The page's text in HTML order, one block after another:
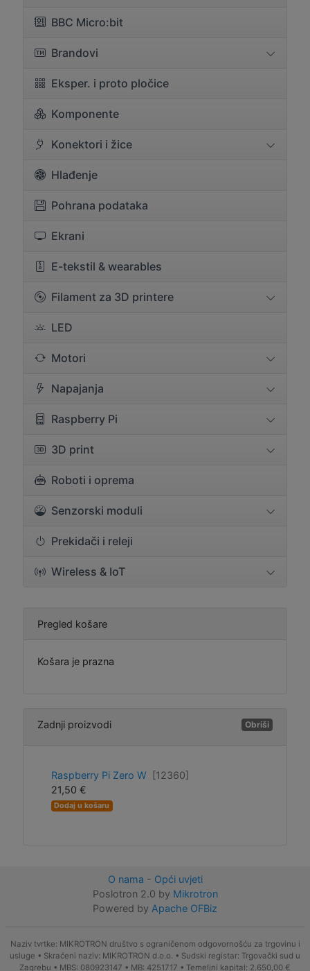
BBC Micro:bit
Brandovi
Eksper. i proto pločice
Komponente
Konektori i žice
Hlađenje
Pohrana podataka
Ekrani
E-tekstil & wearables
Filament za 3D printere
LED
Motori
Napajanja
Raspberry Pi
3D print
Roboti i oprema
Senzorski moduli
Prekidači i releji
Wireless & IoT
Pregled košare
Košara je prazna
Zadnji proizvodi Obriši
Raspberry Pi Zero W
[12360]
21,50 €
Dodaj u košaru
O nama - Opći uvjeti
Poslotron 2.0 by Mikrotron
Powered by Apache OFBiz
Naziv tvrtke: MIKROTRON društvo s ograničenom odgovornošću za trgovinu i
usluge • Skraćeni naziv: MIKROTRON d.o.o. • Sudski registar: Trgovački sud u
Zagrebu • MBS: 080923147 • MB: 4251717 • Temeljni kapital: 2.650,00 €